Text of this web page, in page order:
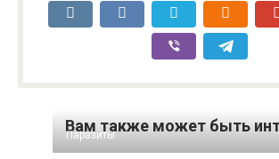
Вам также может быть
Паразиты